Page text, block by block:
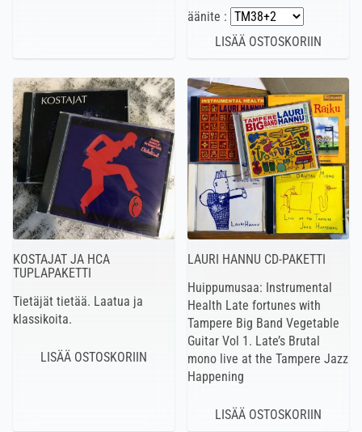
äänite :
KOSTAJAT JA HCA
TUPLAPAKETTI
Tietäjät tietää. Laatua ja
klassikoita.
LAURI HANNU CD-PAKETTI
Huippumusaa: Instrumental
Health Late fortunes with
Tampere Big Band Vegetable
Guitar Vol 1. Late’s Brutal
mono live at the Tampere Jazz
Happening